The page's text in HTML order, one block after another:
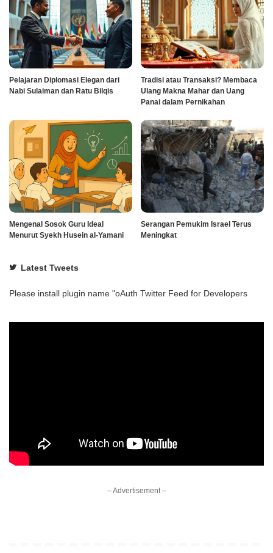
Pelajaran Diplomasi Elegan dari
Nabi Sulaiman dan Ratu Bilqis
Tradisi atau Transaksi? Membaca
Ulang Makna Mahar dan Uang
Panai dalam Pernikahan
Mengenal Sosok Guru Ideal
Menurut Syekh Husein al-Yamani
Serangan Pemukim Israel Terus
Meningkat
Latest Tweets
Please install plugin name "oAuth Twitter Feed for Developers
– Advertisement –